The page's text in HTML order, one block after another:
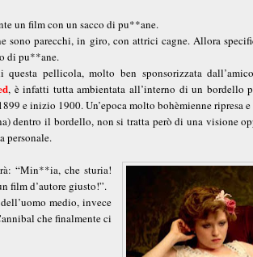
un film con un sacco di pu**ane.
sono parecchi, in giro, con attrici cagne. Allora
di pu**ane.
questa pellicola, molto ben sponsorizzata
, è infatti tutta ambientata all’interno di un bordello
e inizio 1900. Un’epoca molto bohèmienne ripresa
dentro il bordello, non si tratta però di una visione
personale.
“Min**ia, che sturia!
film d’autore giusto!”.
medio, invece
che finalmente ci